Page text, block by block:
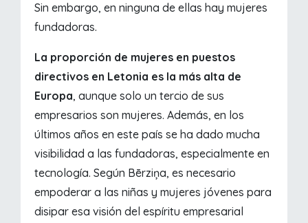
Sin embargo, en ninguna de ellas hay mujeres
fundadoras.
La proporción de mujeres en puestos
directivos en Letonia es la más alta de
Europa, aunque solo un tercio de sus
empresarios son mujeres. Además, en los
últimos años en este país se ha dado mucha
visibilidad a las fundadoras, especialmente en
tecnología. Según Bērziņa, es necesario
empoderar a las niñas y mujeres jóvenes para
disipar esa visión del espíritu empresarial